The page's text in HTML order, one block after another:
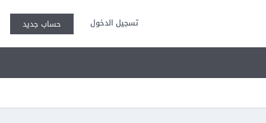
تسجيل الدخول حساب جديد